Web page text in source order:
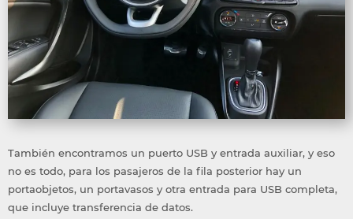
También encontramos un puerto USB y entrada auxiliar, y eso
no es todo, para los pasajeros de la fila posterior hay un
portaobjetos, un portavasos y otra entrada para USB completa,
que incluye transferencia de datos.